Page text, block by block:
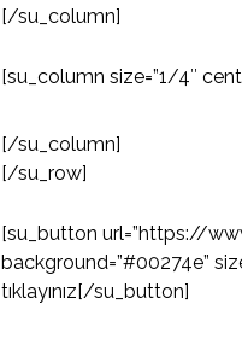
[/su_column]
[su_column size=”1/4″
[/su_column]
[/su_row]
[su_button url=”https://
background=”#00274e”
tıklayınız[/su_button]